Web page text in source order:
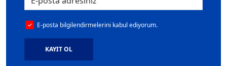
E-posta bilgilendirmelerini kabul ediyorum.
KAYIT OL